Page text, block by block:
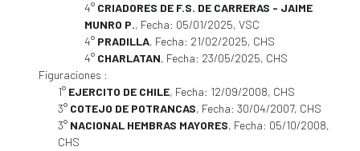
4° CRIADORES DE F.S. DE CARRERAS - JAIME
MUNRO P., Fecha: 05/01/2025, VSC
4° PRADILLA, Fecha: 21/02/2025, CHS
4° CHARLATAN, Fecha: 23/05/2025, CHS
Figuraciones :
1° EJERCITO DE CHILE, Fecha: 12/09/2008, CHS
3° COTEJO DE POTRANCAS, Fecha: 30/04/2007, CHS
3° NACIONAL HEMBRAS MAYORES, Fecha: 05/10/2008,
CHS